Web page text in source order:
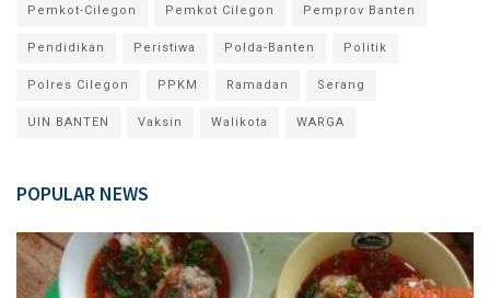
Pemkot-Cilegon Pemkot Cilegon Pemprov Banten
Pendidikan Peristiwa Polda-Banten Politik
Polres Cilegon PPKM Ramadan Serang
UIN BANTEN Vaksin Walikota WARGA
POPULAR NEWS